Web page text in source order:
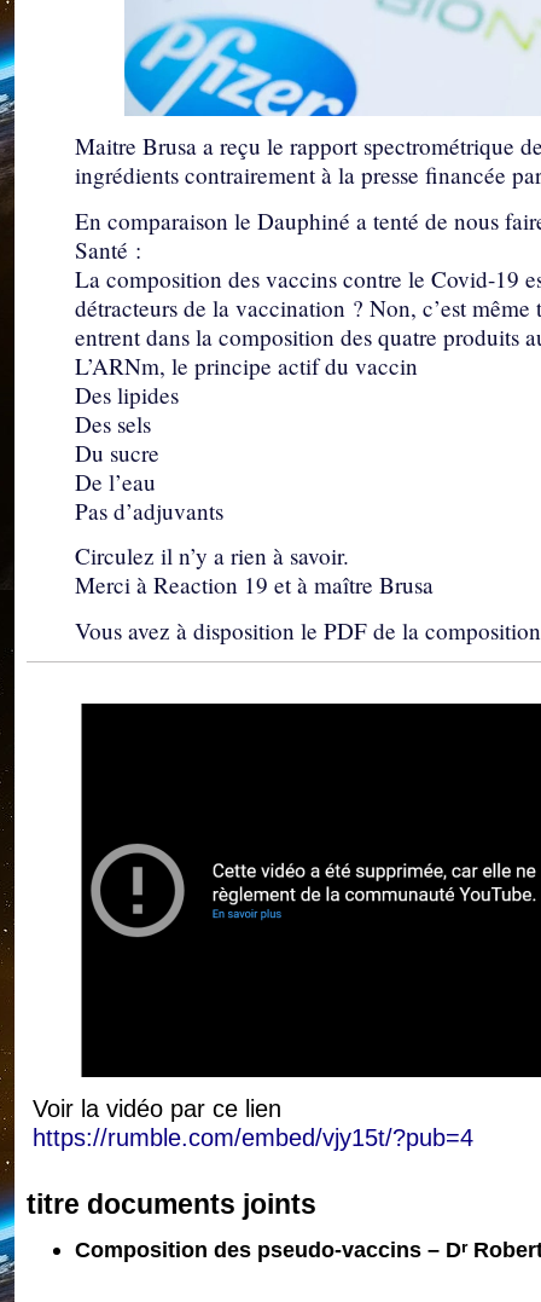
Maitre Brusa a reçu le rapport spectrométrique
ingrédients contrairement à la presse financée
En comparaison le Dauphiné a tenté de nous
Santé :
La composition des vaccins contre le Covid-19
détracteurs de la vaccination ? Non, c’est
entrent dans la composition des quatre produits
L’ARNm, le principe actif du vaccin
Des lipides
Des sels
Du sucre
De l’eau
Pas d’adjuvants
Circulez il n’y a rien à savoir.
Merci à Reaction 19 et à maître Brusa
Vous avez à disposition le PDF de la
Voir la vidéo par ce lien
https://rumble.com/embed/vjy15t/?pub=4
titre documents joints
Composition des pseudo-vaccins – Dr